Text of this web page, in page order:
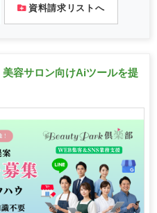
資料請求リストへ
容サロン向けAiツールを提